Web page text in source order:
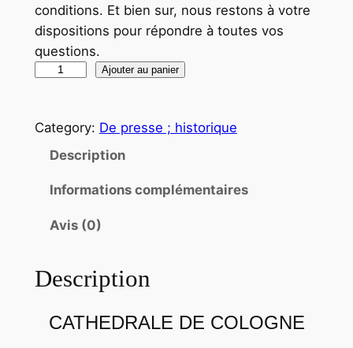
conditions. Et bien sur, nous restons à votre
dispositions pour répondre à toutes vos
questions.
n
T
Ajouter au panier
Category: De presse ; historique
Description
Informations complémentaires
Avis (0)
Description
CATHEDRALE DE COLOGNE